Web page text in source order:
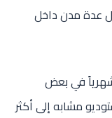
عدة مدن داخل
بسعر 2,000 درهم شهرياً في بعض
مشابه إلى أكثر